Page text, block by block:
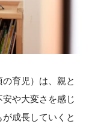
育児）は、親と
や大変さを感じ
成長していくと